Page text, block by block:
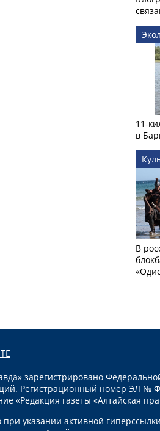
11-
в
В
зарегистрировано
Регистрационный номер ЭЛ №
«Редакция газеты «Алтайская
указании активной